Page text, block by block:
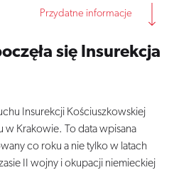
Przydatne informacje
się Insurekcja
Insurekcji Kościuszkowskiej
w Krakowie. To data wpisana
co roku a nie tylko w latach
II wojny i okupacji niemieckiej